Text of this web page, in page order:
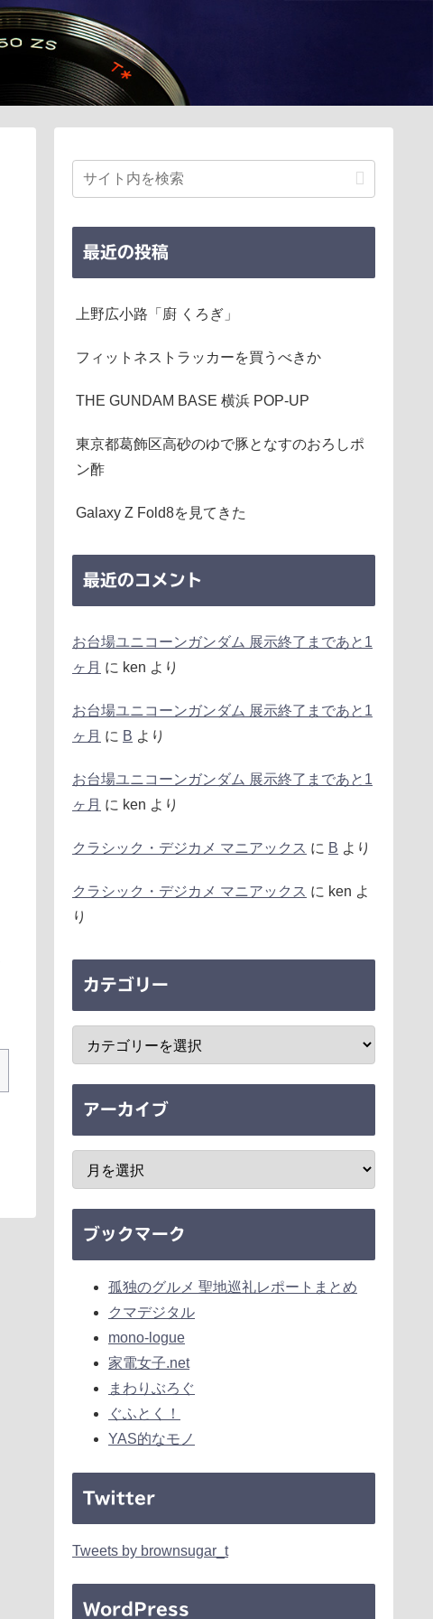
最近の投稿
上野広小路「廚 くろぎ」
フィットネストラッカーを買うべきか
THE GUNDAM BASE 横浜 POP-UP
東京都葛飾区高砂のゆで豚となすのおろしポ
ン酢
Galaxy Z Fold8を見てきた
最近のコメント
お台場ユニコーンガンダム 展示終了まであと1
ヶ月 に ken より
お台場ユニコーンガンダム 展示終了まであと1
ヶ月 に B より
お台場ユニコーンガンダム 展示終了まであと1
ヶ月 に ken より
クラシック・デジカメ マニアックス に B より
クラシック・デジカメ マニアックス に ken よ
り
カテゴリー
アーカイブ
ブックマーク
孤独のグルメ 聖地巡礼レポートまとめ
クマデジタル
mono-logue
家電女子.net
まわりぶろぐ
ぐふとく！
YAS的なモノ
Twitter
Tweets by brownsugar_t
WordPress